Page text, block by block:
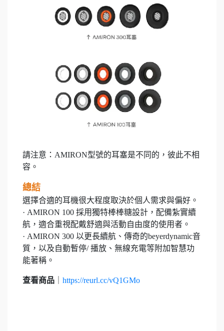
請注意：AMIRON型號的耳塞是不同的，彼此不相
容。
總結
選擇合適的耳機很大程度取決於個人需求與偏好。
· AMIRON 100 採用獨特棒棒糖設計，配備紮實續
航，適合重視配戴舒適與活動自由度的使用者。
· AMIRON 300 以更長續航、傳奇的beyerdynamic音
質，以及自動暫停/ 播放、無線充電等附加智慧功
能著稱。
查看商品 https://reurl.cc/vQ1GMo